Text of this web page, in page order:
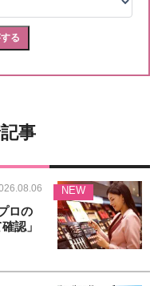
事
ロの
認」
NEW